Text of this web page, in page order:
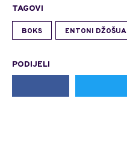
TAGOVI
BOKS ENTONI DŽOŠUA
PODIJELI